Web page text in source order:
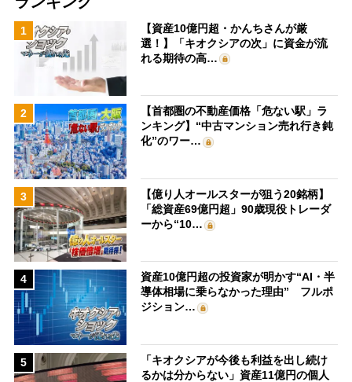
1
【資産10億円超・かんちさんが厳
選！】「キオクシアの次」に資金が流
れる期待の高…
2
【首都圏の不動産価格「危ない駅」ラ
ンキング】“中古マンション売れ行き鈍
化”のワー…
3
【億り人オールスターが狙う20銘柄】
「総資産69億円超」90歳現役トレーダ
ーから“10…
4
資産10億円超の投資家が明かす“AI・半
導体相場に乗らなかった理由” フルポ
ジション…
5
「キオクシアが今後も利益を出し続け
るかは分からない」資産11億円の個人